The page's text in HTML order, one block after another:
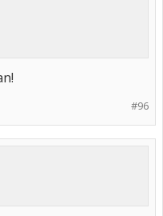
#96